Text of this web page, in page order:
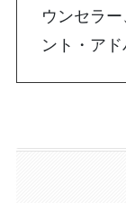
ウンセラ
ント・アド